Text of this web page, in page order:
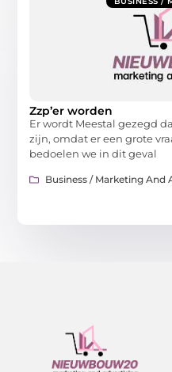
Zzp’er worden
Er wordt Meestal gezegd
zijn, omdat er een grote
bedoelen we in dit geval
Business / Marketing And